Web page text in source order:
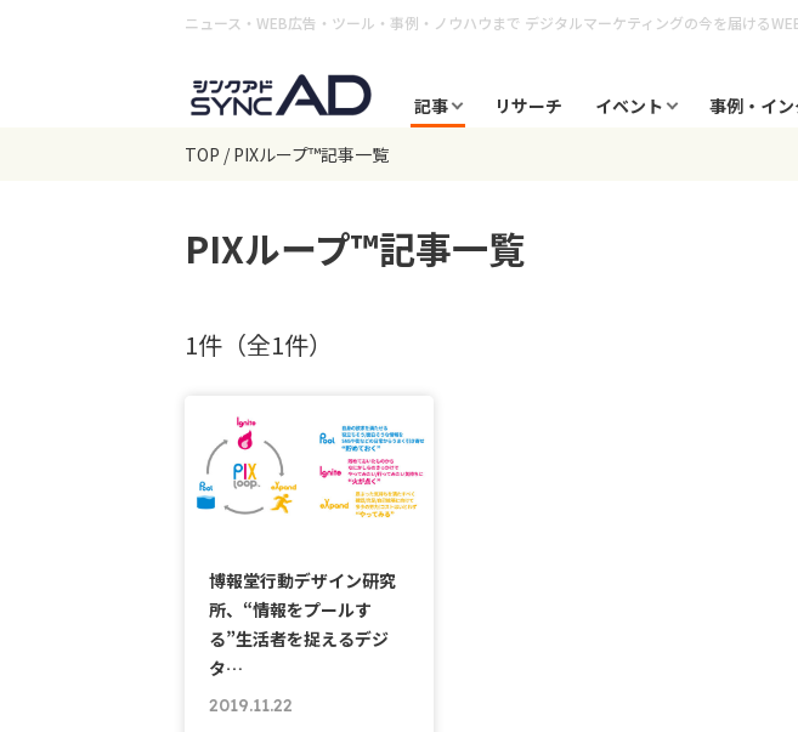
ニュース・WEB広告・ツール・事例・ノウハウまで デジタルマーケティングの今を届ける
記事 リサーチ イベント 事例・イ
TOP
PIXループ™記事一覧
PIXループ™記事一覧
1件（全1件）
博報堂行動デザイン研究
所、“情報をプールす
る”生活者を捉えるデジ
タ…
2019.11.22